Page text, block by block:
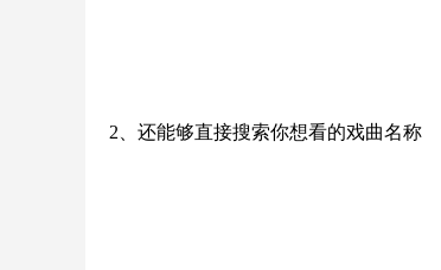
2、还能够直接搜索你想看的戏曲名称